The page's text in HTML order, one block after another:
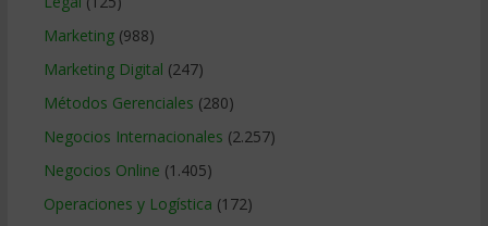
Marketing(988)
Marketing Digital (247)
Métodos Gerenciales (280)
Negocios Internacionales (2.257)
Negocios Online (1.405)
Operaciones y Logística (172)